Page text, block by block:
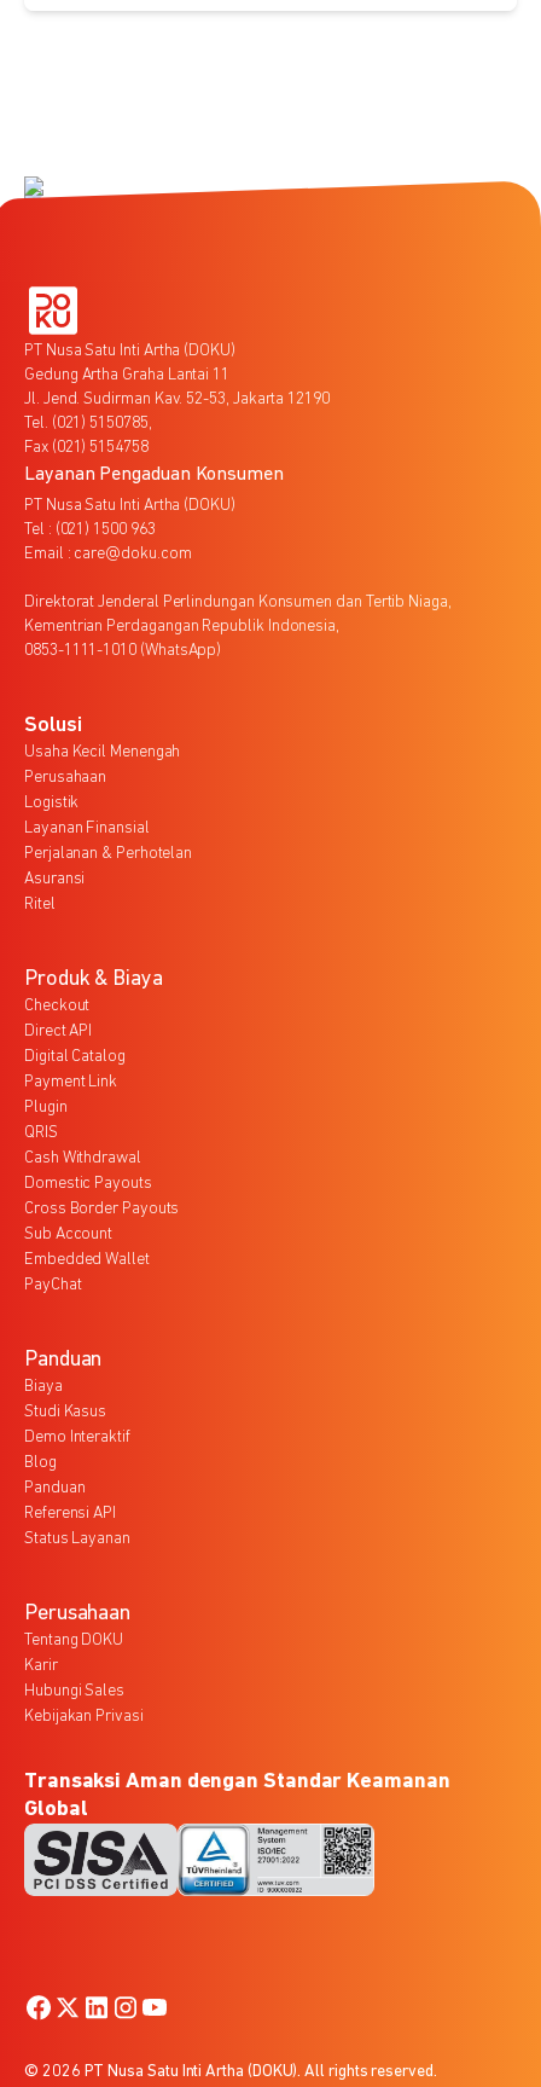
PT Nusa Satu Inti Artha (DOKU)
Gedung Artha Graha Lantai 11
Jl. Jend. Sudirman Kav. 52-53, Jakarta 12190
Tel. (021) 5150785,
Fax (021) 5154758
Layanan Pengaduan Konsumen
PT Nusa Satu Inti Artha (DOKU)
Tel : (021) 1500 963
Email : care@doku.com
Direktorat Jenderal Perlindungan Konsumen dan Tertib Niaga,
Kementrian Perdagangan Republik Indonesia,
0853-1111-1010 (WhatsApp)
Solusi
Usaha Kecil Menengah
Perusahaan
Logistik
Layanan Finansial
Perjalanan & Perhotelan
Asuransi
Ritel
Produk & Biaya
Checkout
Direct API
Digital Catalog
Payment Link
Plugin
QRIS
Cash Withdrawal
Domestic Payouts
Cross Border Payouts
Sub Account
Embedded Wallet
PayChat
Panduan
Biaya
Studi Kasus
Demo Interaktif
Blog
Panduan
Referensi API
Status Layanan
Perusahaan
Tentang DOKU
Karir
Hubungi Sales
Kebijakan Privasi
Transaksi Aman dengan Standar Keamanan
Global
© 2026 PT Nusa Satu Inti Artha (DOKU). All rights reserved.